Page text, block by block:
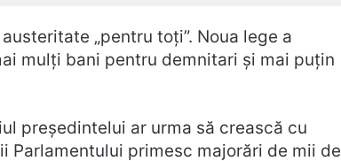
„pentru toți”. Noua lege a
mulți bani pentru demnitari și mai puțin
președintelui ar urma să crească cu
primesc majorări de mii de